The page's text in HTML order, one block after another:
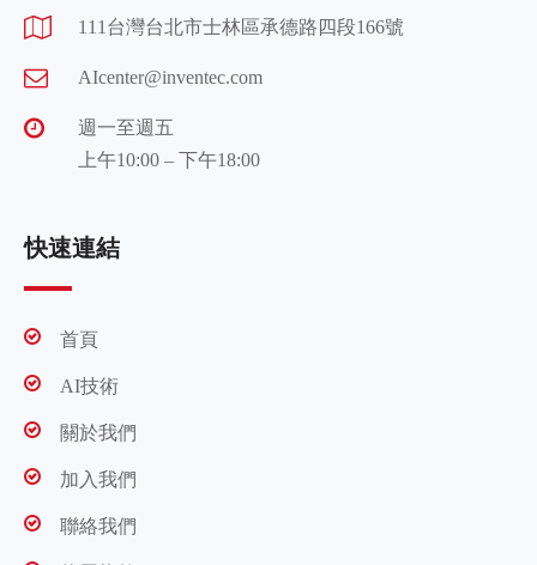
111台灣台北市士林區承德路四段166號
AIcenter@inventec.com
週一至週五
上午10:00 – 下午18:00
快速連結
首頁
AI技術
關於我們
加入我們
聯絡我們